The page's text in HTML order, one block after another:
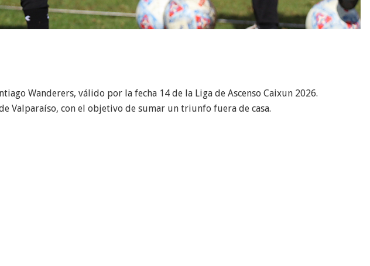
Wanderers, válido por la fecha 14 de la Liga de Ascenso Caixun 2026.
Valparaíso, con el objetivo de sumar un triunfo fuera de casa.